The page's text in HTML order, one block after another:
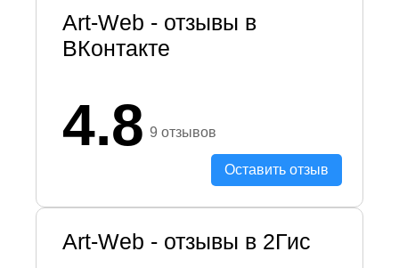
Art-Web - отзывы в
ВКонтакте
4.8 9 отзывов
Оставить отзыв
Art-Web - отзывы в 2Гис